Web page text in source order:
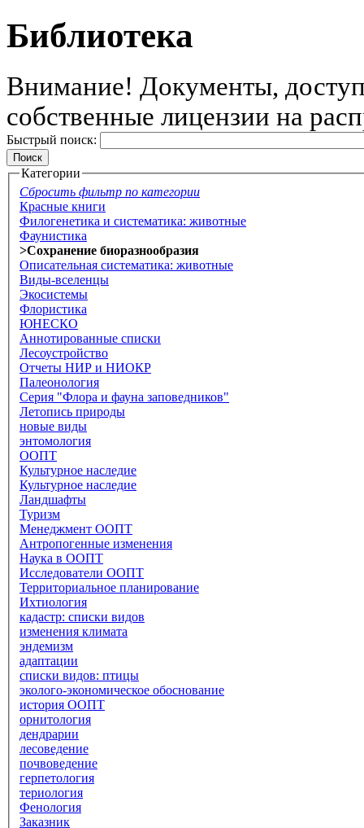
Библиотека
Внимание! Документы,
собственные лицензии на
Быстрый поиск:
Категории
Сбросить фильтр по категории
Красные книги
Филогенетика и систематика: животные
Фаунистика
>Сохранение биоразнообразия
Описательная систематика: животные
Виды-вселенцы
Экосистемы
Флористика
ЮНЕСКО
Аннотированные списки
Лесоустройство
Отчеты НИР и НИОКР
Палеонология
Серия "Флора и фауна заповедников"
Летопись природы
новые виды
энтомология
ООПТ
Культурное наследие
Культурное наследие
Ландшафты
Туризм
Менеджмент ООПТ
Антропогенные изменения
Наука в ООПТ
Исследователи ООПТ
Территориальное планирование
Ихтиология
кадастр: списки видов
изменения климата
эндемизм
адаптации
списки видов: птицы
эколого-экономическое обоснование
история ООПТ
орнитология
дендрарии
лесоведение
почвоведение
герпетология
териология
Фенология
Заказник